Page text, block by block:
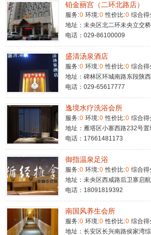
铂金丽宫（二环北路店）
服务:0 环境:0 性价比:0 综合得
地址：未央区北二环未央立交
电话：029-86100009
盛清汤泉酒店
服务:0 环境:0 性价比:0 综合得
地址：碑林区环城南路东段陕
电话：029-65617777
逸境水疗洗浴会所
服务:0 环境:0 性价比:0 综合得
地址：雁塔区小寨西路232号
电话：17661481173
御指温泉足浴
服务:0 环境:0 性价比:0 综合得
地址：未央区西咸路后卫寨启
电话：18091819392
南国风养生会所
服务:0 环境:0 性价比:0 综合得
地址：长安区长兴南路侯家湾